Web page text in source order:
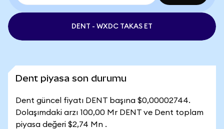
DENT - WXDC TAKAS ET
Dent piyasa son durumu
Dent güncel fiyatı DENT başına $0,00002744.
Dolaşımdaki arzı 100,00 Mr DENT ve Dent toplam
piyasa değeri $2,74 Mn .